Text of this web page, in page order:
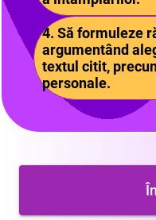
4. Să formuleze
argumentând
textul citit,
personale.